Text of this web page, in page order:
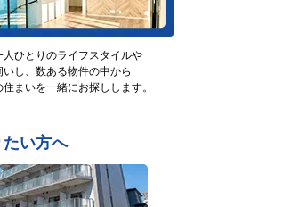
ひとりのライフスタイルや
し、数ある物件の中から
まいを一緒にお探しします。
い方へ